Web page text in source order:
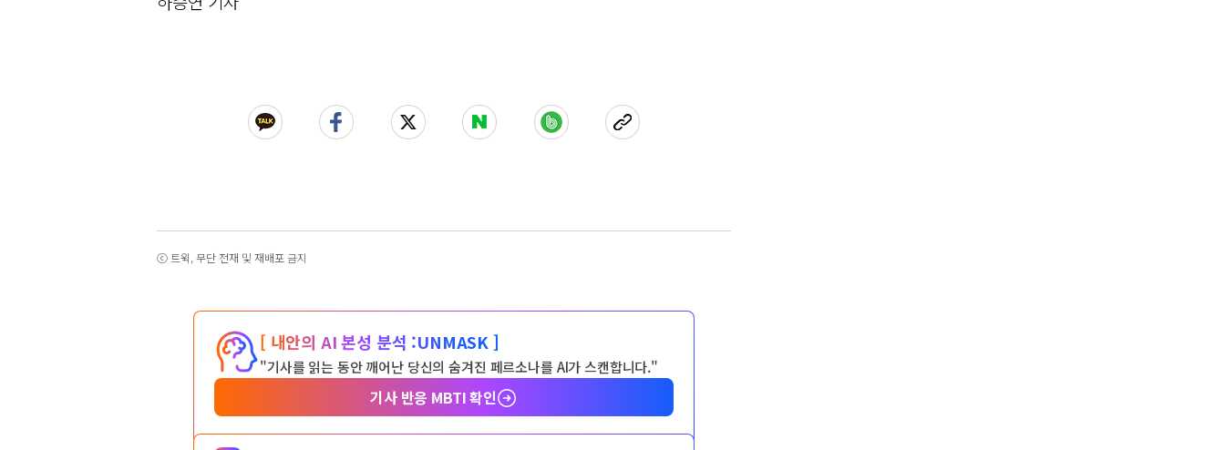
ⓒ 트윅, 무단 전재 및 재배포 금지
[ 내안의 AI 본성 분석 :UNMASK ]
"기사를 읽는 동안 깨어난 당신의 숨겨진 페르소나를 AI가 스캔합니다."
기사 반응 MBTI 확인